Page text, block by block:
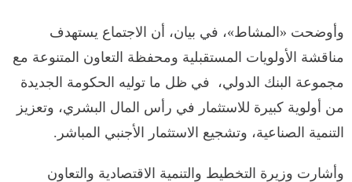
وأوضحت «المشاط»، في بيان، أن الاجتماع يستهدف
مناقشة الأولويات المستقبلية ومحفظة التعاون المتنوعة مع
مجموعة البنك الدولي، في ظل ما توليه الحكومة الجديدة
من أولوية كبيرة للاستثمار في رأس المال البشري، وتعزيز
التنمية الصناعية، وتشجيع الاستثمار الأجنبي المباشر.
وأشارت وزيرة التخطيط والتنمية الاقتصادية والتعاون